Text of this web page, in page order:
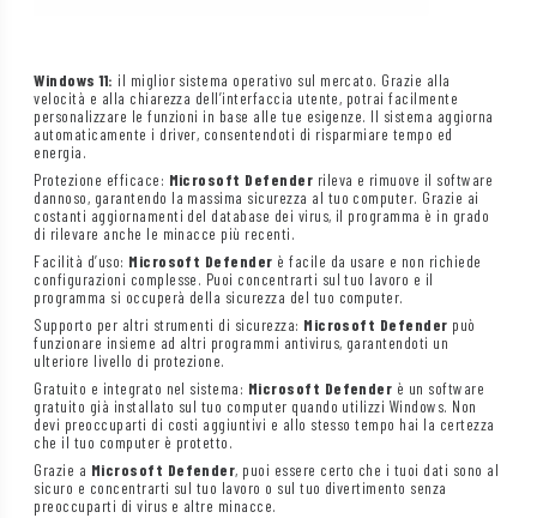
Windows 11: il miglior sistema operativo sul mercato. Grazie alla
velocità e alla chiarezza dell’interfaccia utente, potrai facilmente
personalizzare le funzioni in base alle tue esigenze. Il sistema aggiorna
automaticamente i driver, consentendoti di risparmiare tempo ed
energia.
Protezione efficace: Microsoft Defender rileva e rimuove il software
dannoso, garantendo la massima sicurezza al tuo computer. Grazie ai
costanti aggiornamenti del database dei virus, il programma è in grado
di rilevare anche le minacce più recenti.
Facilità d’uso: Microsoft Defender è facile da usare e non richiede
configurazioni complesse. Puoi concentrarti sul tuo lavoro e il
programma si occuperà della sicurezza del tuo computer.
Supporto per altri strumenti di sicurezza: Microsoft Defender può
funzionare insieme ad altri programmi antivirus, garantendoti un
ulteriore livello di protezione.
Gratuito e integrato nel sistema: Microsoft Defender è un software
gratuito già installato sul tuo computer quando utilizzi Windows. Non
devi preoccuparti di costi aggiuntivi e allo stesso tempo hai la certezza
che il tuo computer è protetto.
Grazie a Microsoft Defender, puoi essere certo che i tuoi dati sono al
sicuro e concentrarti sul tuo lavoro o sul tuo divertimento senza
preoccuparti di virus e altre minacce.